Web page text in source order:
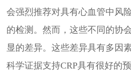
会强烈推荐对具有心血管中风
的检测。然而 ，这些不同的协
显的差异。这些差异具有多因
科学证据支持CRP具有很好的